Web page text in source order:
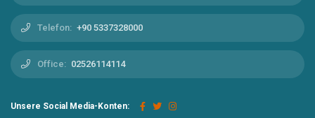
Telefon: +90 5337328000
Office: 02526114114
Unsere Social Media-Konten: